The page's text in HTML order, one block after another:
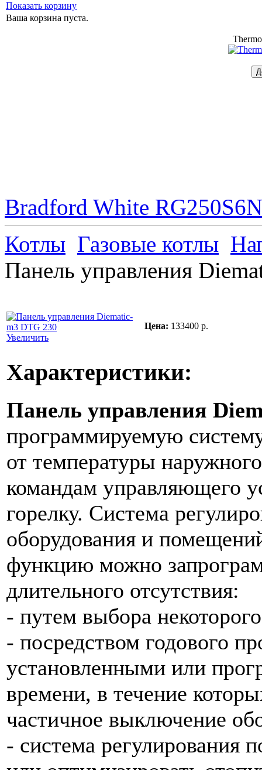
Показать корзину
Ваша корзина пуста.
Bradford White
Котлы Газовые котлы
Панель управления
Увеличить
Цена: 133400 р.
Характеристики:
Панель управления
программируемую
от температуры
командам управляющего
горелку. Система
оборудования и
функцию можно
длительного отсутствия:
- путем выбора
- посредством годового
установленными или
времени, в течение
частичное выключение
- система регулирования